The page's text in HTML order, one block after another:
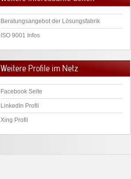
Beratungsangebot der Lösungsfabrik
ISO 9001 Infos
Weitere Profile im Netz
Facebook Seite
LinkedIn Profil
Xing Profil